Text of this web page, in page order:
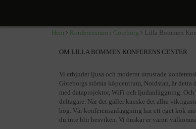
Hem
Konferensrum i Göteborg Lilla Bommen
OM LILLA BOMMEN KONFERENS CENTER
Vi erbjuder ljusa och modernt utrustade
Göteborgs största köpcentrum, Nordstan, är
med dataprojektor, WiFi och ljudanläggning.
deltagare. När det gäller kanske det allra
hög. Vår konferensanläggning har ett eget kök
du inte blir besviken. Vi önskar er varmt